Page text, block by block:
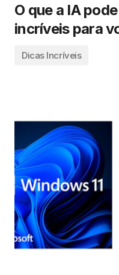
O que a IA
incríveis para
Dicas Incríveis